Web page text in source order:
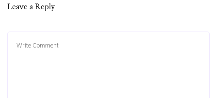
Leave a Reply